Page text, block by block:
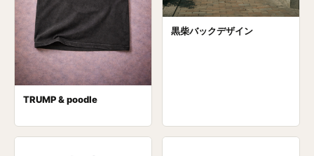
TRUMP & poodle
黒柴バックデザイン